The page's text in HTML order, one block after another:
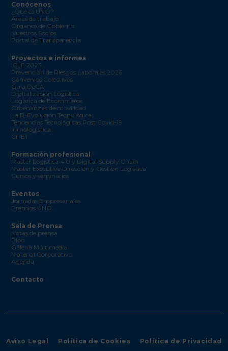
Conócenos
¿Qué es UNO?
Áreas de trabajo
Órganos de Gobierno
Nuestros Socios
Portal de Transparencia
Proyectos e informes
ICLE 2023
Prevención de Riesgos Laborales 2026
Convenios Colectivos
Guía DeCA
Digitalización Logística
Logística de Ecommerce
Ordenanzas de movilidad
La R-Evolución Tecnológica
Tendencias Tecnológicas Post Covid-19
Inmologística
CITET
Formación profesional
Máster Logística 4.0 y Digital Supply Chain
Máster Executive Dirección y Gestión Logística
Cursos y seminarios
Eventos
Jornadas Empresariales
Premios UNO
Sala de Prensa
Notas de prensa
Blog
Galería Multimedia
Material Corporativo
Agenda
Contacto
Aviso Legal Política de Cookies Política de Privacidad